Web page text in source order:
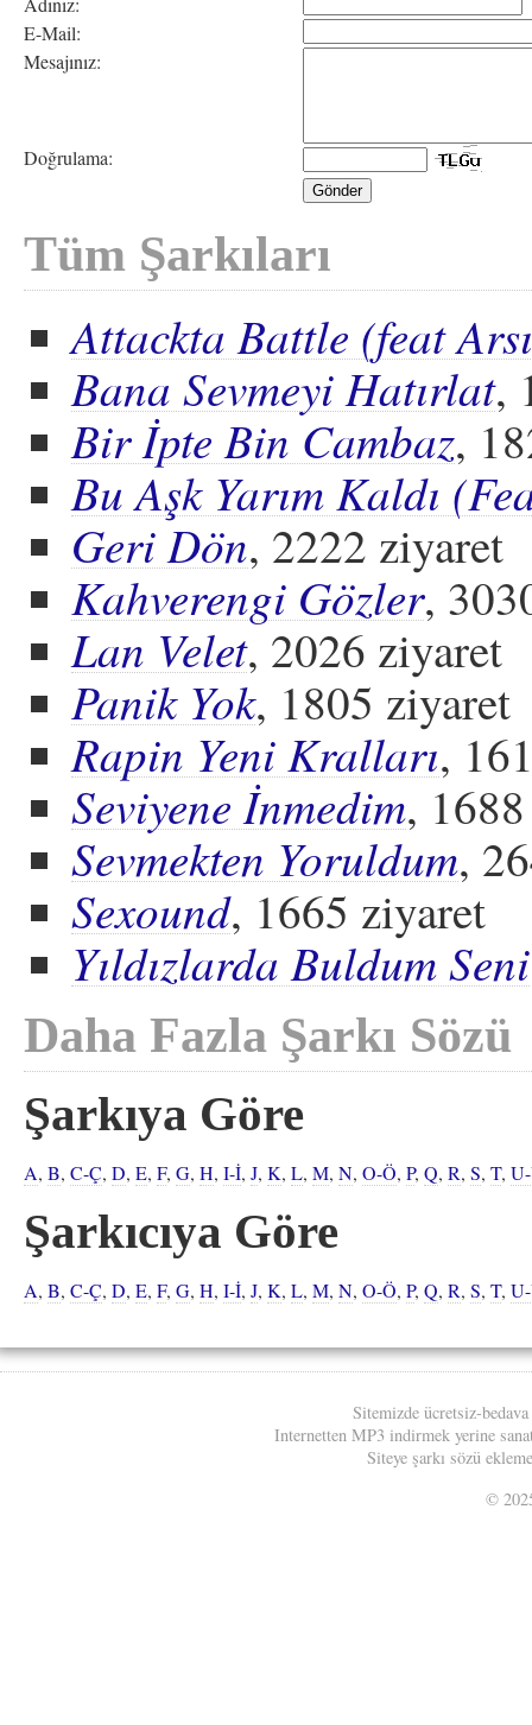
E-Mail:
Mesajınız:
Doğrulama:
Tüm Şarkıları
Attackta Battle (feat
Bana Sevmeyi Hatırlat,
Bir İpte Bin Cambaz,
Bu Aşk Yarım Kaldı
Geri Dön, 2222 ziyaret
Kahverengi Gözler,
Lan Velet, 2026 ziyaret
Panik Yok, 1805 ziyaret
Rapin Yeni Kralları,
Seviyene İnmedim,
Sevmekten Yoruldum,
Sexound, 1665 ziyaret
Yıldızlarda Buldum Seni
Daha Fazla Şarkı Sözü
Şarkıya Göre
A, B, C-Ç, D, E, F, G, H, I-İ, J, K, L, M, N, O-Ö, P, Q, R, S, T,
Şarkıcıya Göre
A, B, C-Ç, D, E, F, G, H, I-İ, J, K, L, M, N, O-Ö, P, Q, R, S, T,
Sitemizde ücretsiz-
Internetten MP3 indirmek yerine
Siteye şarkı sözü
©